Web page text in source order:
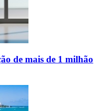
de mais de 1 milhão